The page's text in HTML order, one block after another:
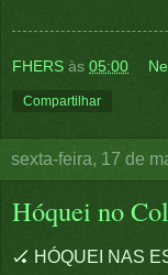
FHERS às 05:00
Compartilhar
sexta-feira, 17 de
Hóquei no
🏑 HÓQUEI NAS